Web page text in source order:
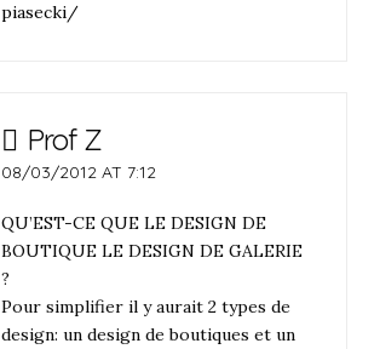
piasecki/
Prof Z
08/03/2012 AT 7:12
QU’EST-CE QUE LE DESIGN DE
BOUTIQUE LE DESIGN DE GALERIE
?
Pour simplifier il y aurait 2 types de
design: un design de boutiques et un